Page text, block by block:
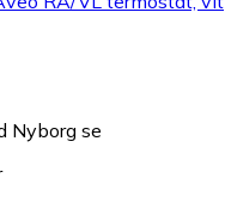
Nyborg se